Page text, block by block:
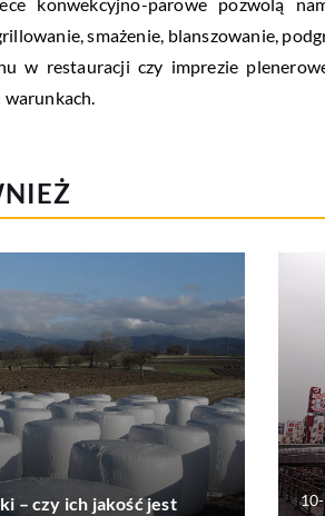
smażenie, blanszowanie,
w restauracji czy imprezie
warunkach.
– czy ich jakość jest